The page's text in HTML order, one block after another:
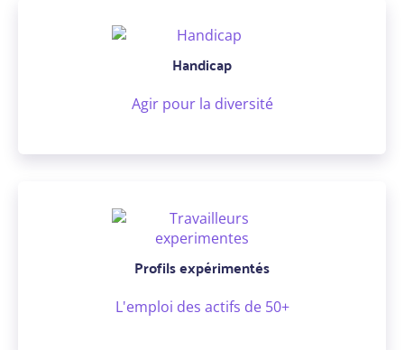
Handicap
Agir pour la diversité
Profils expérimentés
L'emploi des actifs de 50+